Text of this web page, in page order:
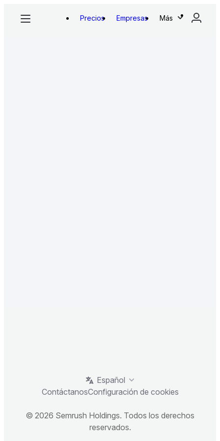
Precios Empresas Más
Español
ContáctanosConfiguración de cookies
© 2026 Semrush Holdings. Todos los derechos
reservados.